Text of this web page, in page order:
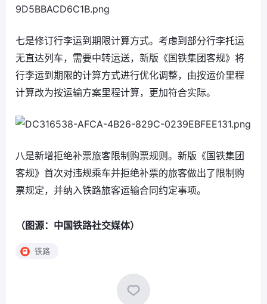
七是修订行李运到期限计算方式。考虑到部分行李托运
无直达列车，需要中转运送，新版《国铁集团客规》将
行李运到期限的计算方式进行优化调整，由按运价里程
计算改为按运输方案里程计算，更加符合实际。
八是新增拒绝补票旅客限制购票规则。新版《国铁集团
客规》首次对违规乘车并拒绝补票的旅客做出了限制购
票规定，并纳入铁路旅客运输合同约定事项。
（图源：中国铁路社交媒体）
铁路